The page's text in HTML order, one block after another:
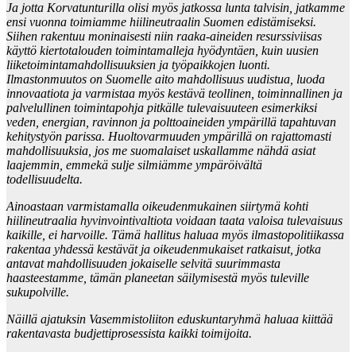
Ja jotta Korvatunturilla olisi myös jatkossa lunta talvisin, jatkamme
ensi vuonna toimiamme hiilineutraalin Suomen edistämiseksi.
Siihen rakentuu moninaisesti niin raaka-aineiden resurssiviisas
käyttö kiertotalouden toimintamalleja hyödyntäen, kuin uusien
liiketoimintamahdollisuuksien ja työpaikkojen luonti.
Ilmastonmuutos on Suomelle aito mahdollisuus uudistua, luoda
innovaatiota ja varmistaa myös kestävä teollinen, toiminnallinen ja
palvelullinen toimintapohja pitkälle tulevaisuuteen esimerkiksi
veden, energian, ravinnon ja polttoaineiden ympärillä tapahtuvan
kehitystyön parissa. Huoltovarmuuden ympärillä on rajattomasti
mahdollisuuksia, jos me suomalaiset uskallamme nähdä asiat
laajemmin, emmekä sulje silmiämme ympäröivältä
todellisuudelta.
Ainoastaan varmistamalla oikeudenmukainen siirtymä kohti
hiilineutraalia hyvinvointivaltiota voidaan taata valoisa tulevaisuus
kaikille, ei harvoille. Tämä hallitus haluaa myös ilmastopolitiikassa
rakentaa yhdessä kestävät ja oikeudenmukaiset ratkaisut, jotka
antavat mahdollisuuden jokaiselle selvitä suurimmasta
haasteestamme, tämän planeetan säilymisestä myös tuleville
sukupolville.
Näillä ajatuksin Vasemmistoliiton eduskuntaryhmä haluaa kiittää
rakentavasta budjettiprosessista kaikki toimijoita.